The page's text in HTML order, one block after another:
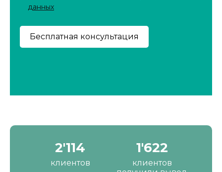
данных
2'190
клиентов
1'680
клиентов